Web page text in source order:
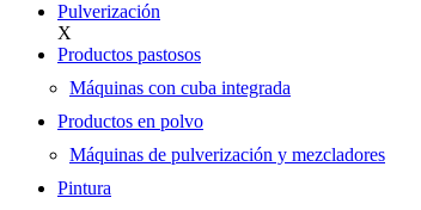
Pulverización
X
Productos pastosos
Máquinas con cuba integrada
Productos en polvo
Máquinas de pulverización y mezcladores
Pintura